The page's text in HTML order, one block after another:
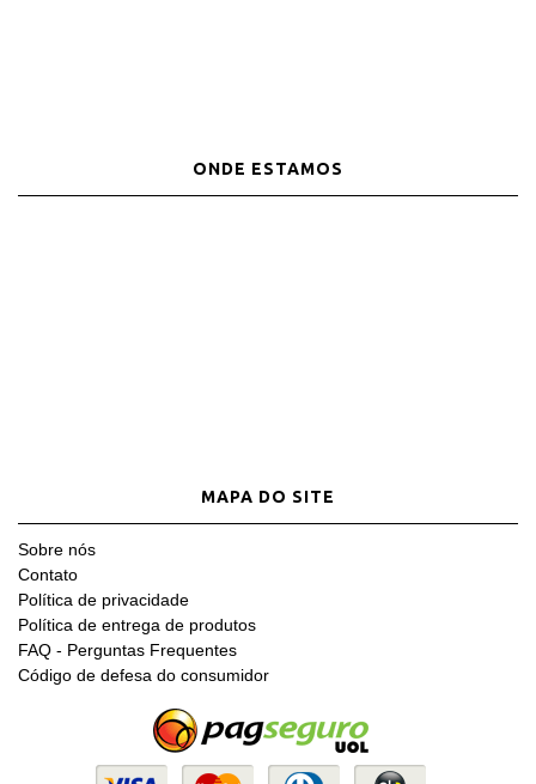
ONDE ESTAMOS
MAPA DO SITE
Sobre nós
Contato
Política de privacidade
Política de entrega de produtos
FAQ - Perguntas Frequentes
Código de defesa do consumidor